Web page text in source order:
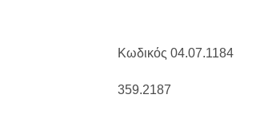
Κωδικός 04.07.1184
359.2187